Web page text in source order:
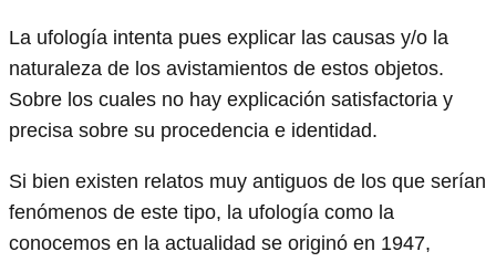
La ufología intenta pues explicar las causas y/o la
naturaleza de los avistamientos de estos objetos.
Sobre los cuales no hay explicación satisfactoria y
precisa sobre su procedencia e identidad.
Si bien existen relatos muy antiguos de los que serían
fenómenos de este tipo, la ufología como la
conocemos en la actualidad se originó en 1947,